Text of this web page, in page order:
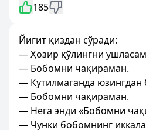
185
Йигит қиздан сўради:
— Ҳозир қўлингни
— Бобомни чақираман.
— Кутилмаганда юзингдан
— Бобомни чақираман.
— Нега энди «Бобомни
— Чунки бобомнинг